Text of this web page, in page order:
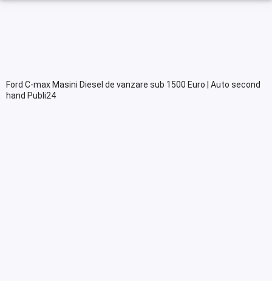
Ford C-max Masini Diesel de vanzare sub 1500 Euro | Auto second
hand Publi24